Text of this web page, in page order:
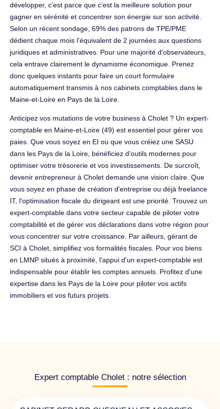
développer, c’est parce que c’est la meilleure solution pour
gagner en sérénité et concentrer son énergie sur son activité.
Selon un récent sondage, 69% des patrons de TPE/PME
dédient chaque mois l’équivalent de 2 journées aux questions
juridiques et administratives. Pour une majorité d’observateurs,
cela entrave clairement le dynamisme économique. Prenez
donc quelques instants pour faire un court formulaire
automatiquement transmis à nos cabinets comptables dans le
Maine-et-Loire en Pays de la Loire.
Anticipez vos mutations de votre business à Cholet ? Un expert-
comptable en Maine-et-Loire (49) est essentiel pour gérer vos
paies. Que vous soyez en EI ou que vous créiez une SASU
dans les Pays de la Loire, bénéficiez d'outils modernes pour
optimiser votre trésorerie et vos investissements. De surcroît,
devenir entrepreneur à Cholet demande une vision claire. Que
vous soyez en phase de création d'entreprise ou déjà freelance
IT, l'optimisation fiscale du dirigeant est une priorité. Trouvez un
expert-comptable dans votre secteur capable de piloter votre
comptabilité et de gérer vos déclarations dans votre région pour
vous concentrer sur votre croissance. Par ailleurs, gérant de
SCI à Cholet, simplifiez vos formalités fiscales. Pour vos biens
en LMNP situés à proximité, l'appui d'un expert-comptable est
indispensable pour établir les comptes annuels. Profitez d'une
expertise dans les Pays de la Loire pour piloter vos actifs
immobiliers et vos futurs projets.
Expert comptable Cholet : notre sélection